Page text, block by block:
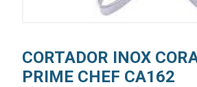
CORTADOR INOX
PRIME CHEF CA162